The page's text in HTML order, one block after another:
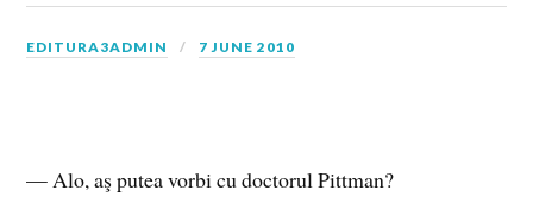
EDITURA3ADMIN 7 JUNE 2010
— Alo, aş pu­tea vorbi cu doc­to­rul Pit­tman?